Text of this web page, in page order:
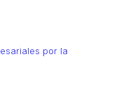
por la